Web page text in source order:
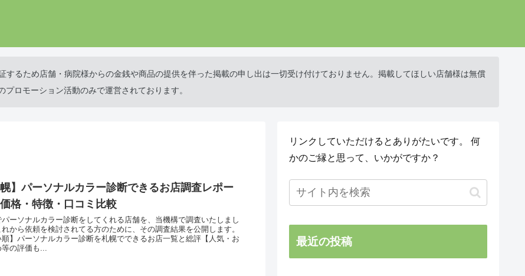
るため店舗・病院様からの金銭や商品の提供を伴った掲載の申し出は一切受け付けておりません。掲載してほしい店舗様は無償
ロモーション活動のみで運営されております。
幌】パーソナルカラー診断できるお店調査レポー
価格・特徴・口コミ比較
パーソナルカラー診断をしてくれる店舗を、当機構で調査いたしまし
れから依頼を検討されてる方のために、その調査結果を公開します。
順】パーソナルカラー診断を札幌でできるお店一覧と総評【人気・お
等の評価も...
リンクしていただけるとありがたいです。 何
かのご縁と思って、いかがですか？
最近の投稿